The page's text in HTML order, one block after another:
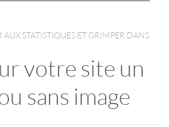
STATISTIQUES ET GRIMPER DANS
votre site un
sans image